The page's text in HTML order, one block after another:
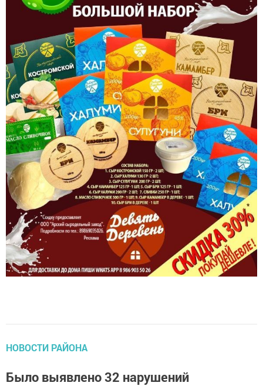
НОВОСТИ РАЙОНА
Было выявлено 32 нарушений